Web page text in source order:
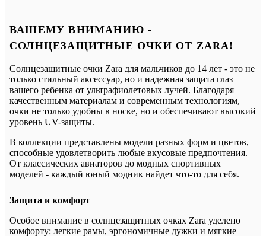
ВАШЕМУ ВНИМАНИЮ -
СОЛНЦЕЗАЩИТНЫЕ ОЧКИ ОТ ZARA!
Солнцезащитные очки Zara для мальчиков до 14 лет - это не
только стильный аксессуар, но и надежная защита глаз
вашего ребенка от ультрафиолетовых лучей. Благодаря
качественным материалам и современным технологиям,
очки не только удобны в носке, но и обеспечивают высокий
уровень UV-защиты.
В коллекции представлены модели разных форм и цветов,
способные удовлетворить любые вкусовые предпочтения.
От классических авиаторов до модных спортивных
моделей - каждый юный модник найдет что-то для себя.
Защита и комфорт
Особое внимание в солнцезащитных очках Zara уделено
комфорту: легкие рамы, эргономичные дужки и мягкие